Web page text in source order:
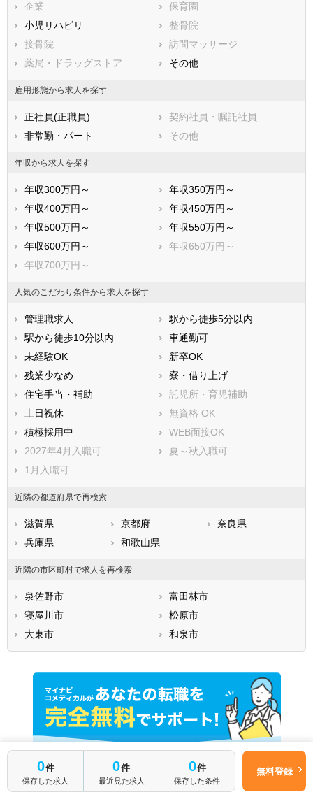
0件
保存した求人
0件
最近見た求人
0件
保存した条件
無料登録
堺市堺区
堺市中区
堺市東区
堺市西区
堺市南区
堺市北区
堺市美原区
市部
池田市
吹田市
泉大津市
高槻市
貝塚市
八尾市
泉佐野市
富田林市
寝屋川市
河内長野市
松原市
大東市
和泉市
箕面市
羽曳野市
摂津市
藤井寺市
東大阪市
泉南市
四條畷市
交野市
大阪狭山市
阪南市
三島郡島本町
豊能郡豊能町
泉北郡忠岡町
泉南郡熊取町
泉南郡田尻町
泉南郡岬町
南河内郡太子町
企業
保育園
小児リハビリ
整骨院
接骨院
訪問マッサージ
薬局・ドラッグストア
その他
雇用形態から求人を探す
正社員(正職員)
契約社員・嘱託社員
非常勤・パート
その他
年収から求人を探す
年収300万円～
年収350万円～
年収400万円～
年収450万円～
年収500万円～
年収550万円～
年収600万円～
年収650万円～
年収700万円～
人気のこだわり条件から求人を探す
管理職求人
駅から徒歩5分以内
駅から徒歩10分以内
車通勤可
未経験OK
新卒OK
残業少なめ
寮・借り上げ
住宅手当・補助
託児所・育児補助
土日祝休
無資格 OK
積極採用中
WEB面接OK
2027年4月入職可
夏～秋入職可
1月入職可
近隣の都道府県で再検索
滋賀県 京都府
奈良県
兵庫県
和歌山県
近隣の市区町村で求人を再検索
泉佐野市
富田林市
寝屋川市
松原市
大東市
和泉市